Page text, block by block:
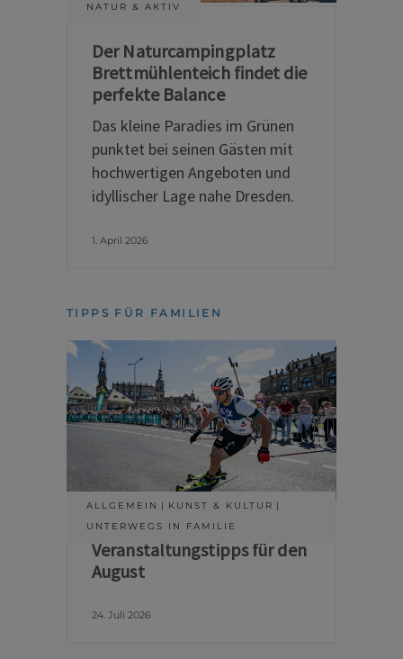
NATUR & AKTIV
Der Naturcampingplatz
Brettmühlenteich findet die
perfekte Balance
Das kleine Paradies im Grünen
punktet bei seinen Gästen mit
hochwertigen Angeboten und
idyllischer Lage nahe Dresden.
1. April 2026
TIPPS FÜR FAMILIEN
ALLGEMEIN
KUNST & KULTUR
UNTERWEGS IN FAMILIE
Veranstaltungstipps für den
August
24. Juli 2026